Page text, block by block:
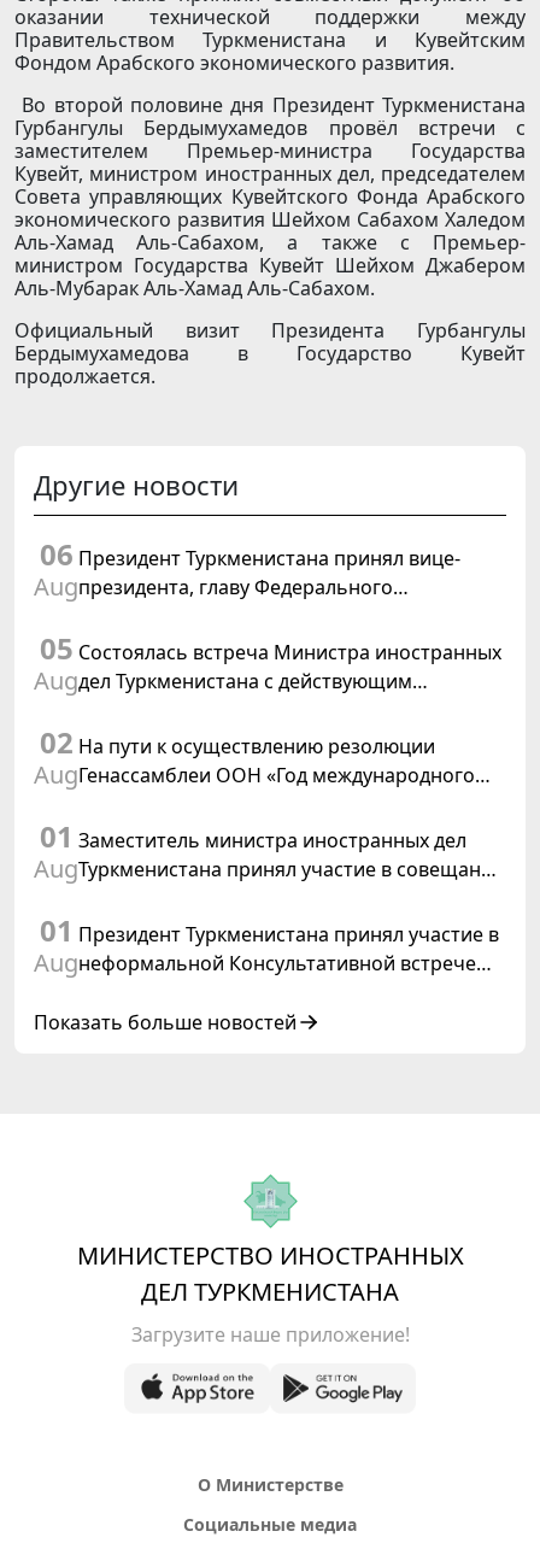
оказании технической поддержки между
Правительством Туркменистана и Кувейтским
Фондом Арабского экономического развития.
Во второй половине дня Президент Туркменистана
Гурбангулы Бердымухамедов провёл встречи с
заместителем Премьер-министра Государства
Кувейт, министром иностранных дел, председателем
Совета управляющих Кувейтского Фонда Арабского
экономического развития Шейхом Сабахом Халедом
Аль-Хамад Аль-Сабахом, а также с Премьер-
министром Государства Кувейт Шейхом Джабером
Аль-Мубарак Аль-Хамад Аль-Сабахом.
Официальный визит Президента Гурбангулы
Бердымухамедова в Государство Кувейт
продолжается.
Другие новости
06
Aug
Президент Туркменистана принял вице-
президента, главу Федерального
Швейцарской Конфедерации
05
Aug
Состоялась встреча Министра иностранных
дел Туркменистана с действующим
02
Aug
На пути к осуществлению резолюции
Генассамблеи ООН «Год международного
Туркменистаном
01
Aug
Заместитель министра иностранных дел
Туркменистана принял участие в совещании
сотрудничества «Центральная Азия –
Республика Корея»
01
Aug
Президент Туркменистана принял участие в
неформальной Консультативной встрече
Азербайджанской Республики
Показать больше новостей
МИНИСТЕРСТВО ИНОСТРАННЫХ
ДЕЛ ТУРКМЕНИСТАНА
Загрузите наше приложение!
О Министерстве
Социальные медиа